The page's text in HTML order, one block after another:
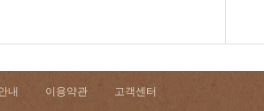
내 이용약관 고객센터